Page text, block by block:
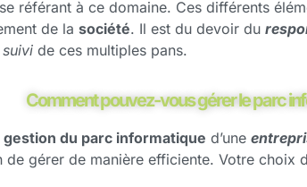
référant à ce domaine. Ces différents
de la société. Il est du devoir du
suivi de ces multiples pans.
Comment pouvez-vous gérer le parc
gestion du parc informatique d’une
de gérer de manière efficiente. Votre choix